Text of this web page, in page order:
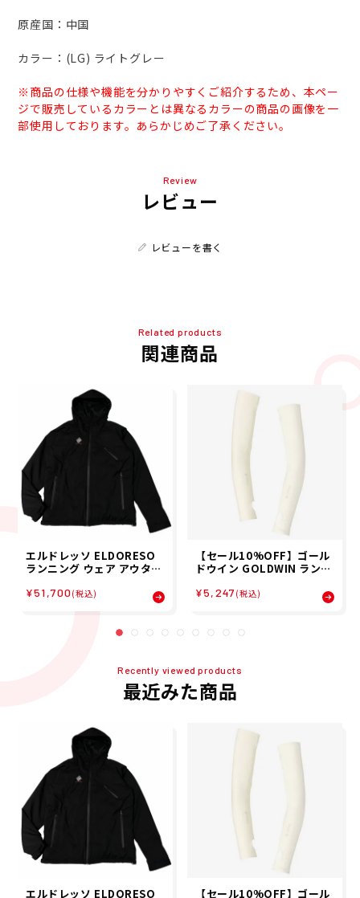
原産国：中国
カラー：(LG) ライトグレー
※商品の仕様や機能を分かりやすくご紹介するため、本ペー
ジで販売しているカラーとは異なるカラーの商品の画像を一
部使用しております。あらかじめご了承ください。
Review
レビュー
レビューを書く
Related products
関連商品
エルドレッソ ELDORESO
ランニング ウェア アウター
Garushia Jacket E32013
24 メンズ レディース ユニ
セックス 24FA 秋冬
¥51,700 (税込)
【セール10%OFF】ゴール
ドウイン GOLDWIN ランニ
リーブ クーリング アーム カ
バー ウィズパーム C3fit C
107-W メンズ レディース
¥5,247 (税込)
Recently viewed products
最近みた商品
エルドレッソ ELDORESO 【セール10%OFF】ゴール